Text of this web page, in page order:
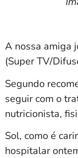
A nossa amiga
(Super TV/
Segundo
seguir com o
nutricionista,
Sol, como é
hospitalar